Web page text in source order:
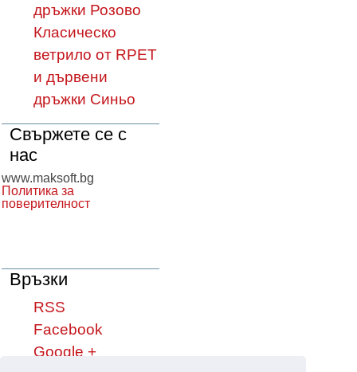
дръжки Розово
Класическо
ветрило от RPET
и дървени
дръжки Синьо
Свържете се с
нас
www.maksoft.bg
Политика за
поверителност
Връзки
RSS
Facebook
Google +